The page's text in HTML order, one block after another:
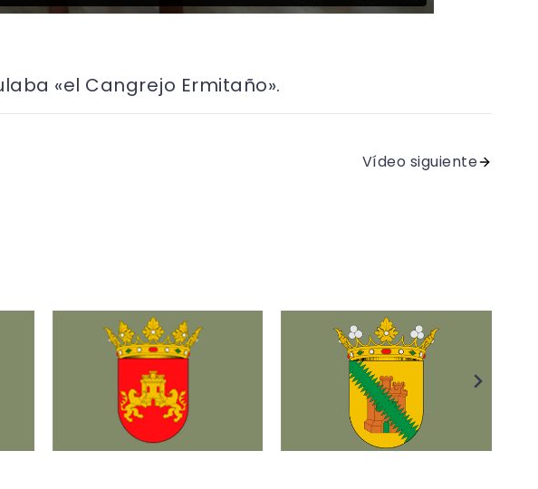
«el Cangrejo Ermitaño».
Vídeo siguiente